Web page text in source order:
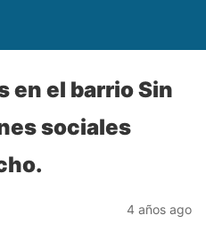
en el barrio Sin
sociales
4 años ago